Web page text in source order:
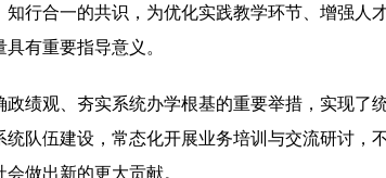
行合一的共识，为优化实践教学环节、增强
有重要指导意义。
绩观、夯实系统办学根基的重要举措，实现
队伍建设，常态化开展业务培训与交流研讨
做出新的更大贡献。